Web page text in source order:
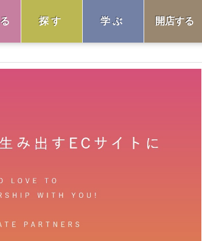
探す 学ぶ 開店する